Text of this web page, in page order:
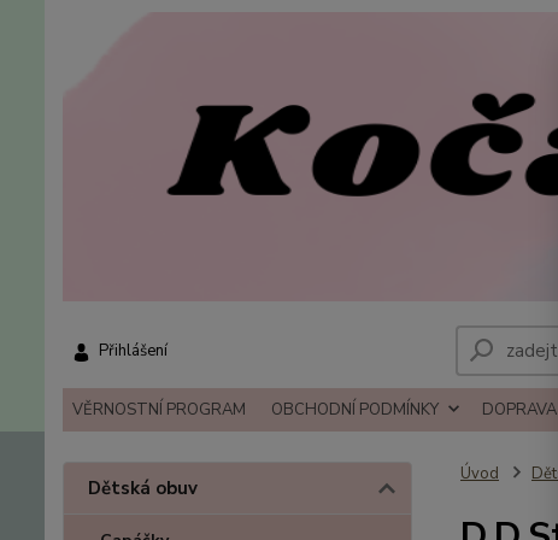
VĚRNOSTNÍ PROGRAM OBCHODNÍ PODMÍNKY DOPRAVA
Přihlášení
Dětská obuv
Úvod